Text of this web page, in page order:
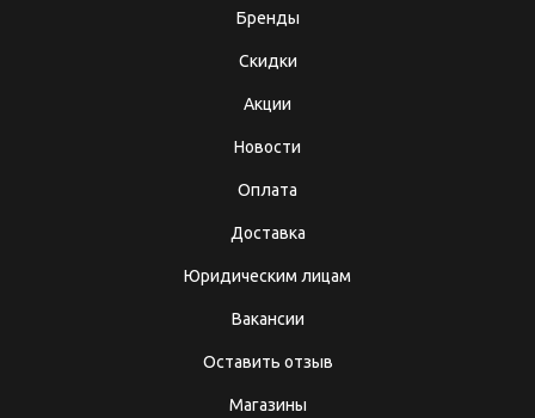
Бренды
Скидки
Акции
Новости
Оплата
Доставка
Юридическим лицам
Вакансии
Оставить отзыв
Магазины